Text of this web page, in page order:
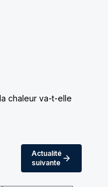
chaleur va-t-elle
Actualité
suivante